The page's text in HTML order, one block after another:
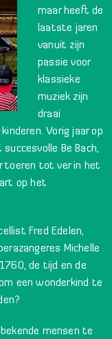
maar heeft de
laatste jaren
vanuit zijn
passie voor
klassieke
muziek zijn
draai
Vorig jaar op
Be Bach,
toeren tot ver in het
op het
Fred Edelen,
Michelle
de tijd en de
een wonderkind te
mensen te